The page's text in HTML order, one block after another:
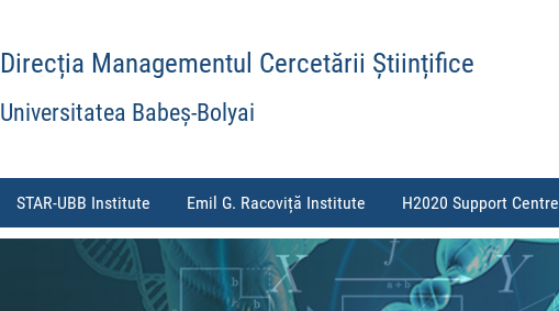
Direcția Managementul Cercetării Științifice
Universitatea Babeș-Bolyai
STAR-UBB Institute Emil G. Racoviță Institute H2020 Support Centre